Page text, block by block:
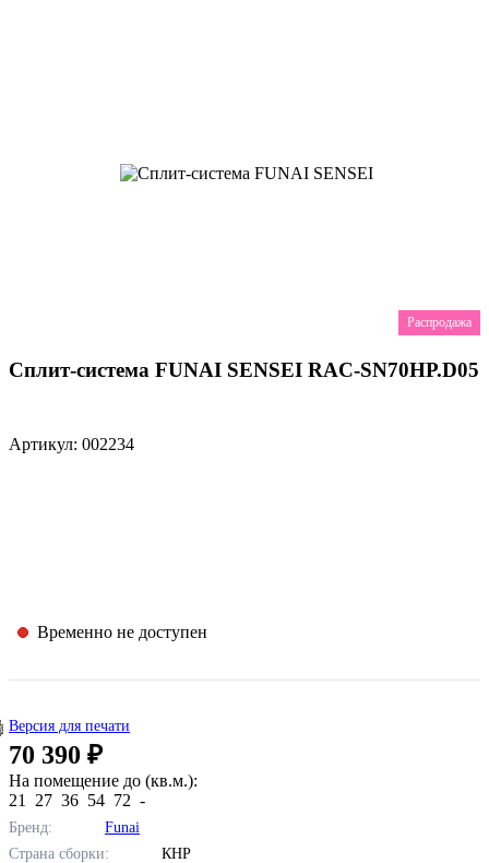
Распродажа
Сплит-система FUNAI SENSEI RAC-SN70HP.D05
Артикул: 002234
Временно не доступен
Версия для печати
70 390 ₽
На помещение до (кв.м.):
21
27 36 54 72 -
Бренд:
Funai
Страна сборки:
КНР